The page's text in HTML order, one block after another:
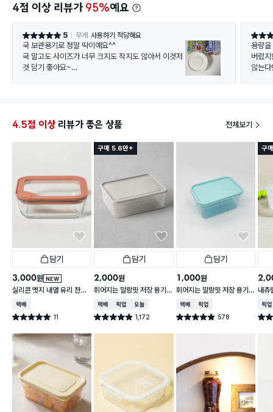
4점 이상 리뷰가 95%예요
별점 5점 5 무게 사용하기 적당해요
국 보관용기로 정말 딱이예요^^
국 말고도 사이즈가 너무 크지도 작지도 않아서 이것저
것 담기 좋아요~
별점 5
용량을
버렸
않는
4.5점 이상 리뷰가 좋은 상품 전체보기
담기
NEW
3,000원
실리콘 엣지 내열 유리 찬통
550 ml
택배배송
별점 5.0점 11
건 작성
구매 5.6만+
담기
2,000원
휘어지는 말랑핏 저장 용기
2 L 그레이
택배배송매장픽업오늘배송
별점 4.9점 1,172
건 작성
담기
1,000원
휘어지는 말랑핏 저장 용기
900ml 스카이블루
택배배송매장픽업
별점 4.9점 578
건 작성
구
내츄
매장
별점